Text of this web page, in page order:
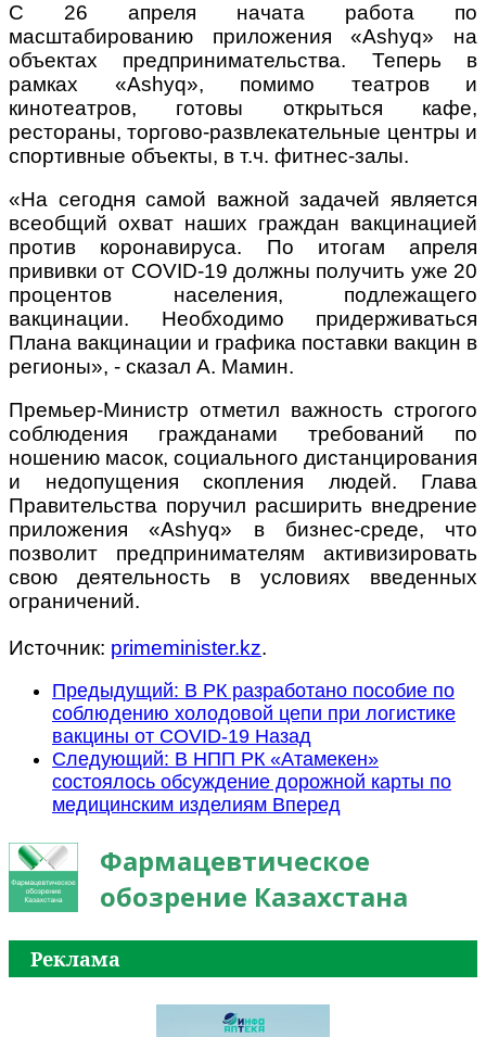
С 26 апреля начата работа по
масштабированию приложения «Ashyq» на
объектах предпринимательства. Теперь в
рамках «Ashyq», помимо театров и
кинотеатров, готовы открыться кафе,
рестораны, торгово-развлекательные центры и
спортивные объекты, в т.ч. фитнес-залы.
«На сегодня самой важной задачей является
всеобщий охват наших граждан вакцинацией
против коронавируса. По итогам апреля
прививки от COVID-19 должны получить уже 20
процентов населения, подлежащего
вакцинации. Необходимо придерживаться
Плана вакцинации и графика поставки вакцин в
регионы», - сказал А. Мамин.
Премьер-Министр отметил важность строгого
соблюдения гражданами требований по
ношению масок, социального дистанцирования
и недопущения скопления людей. Глава
Правительства поручил расширить внедрение
приложения «Ashyq» в бизнес-среде, что
позволит предпринимателям активизировать
свою деятельность в условиях введенных
ограничений.
Источник: primeminister.kz.
Предыдущий: В РК разработано пособие по
соблюдению холодовой цепи при логистике
вакцины от COVID-19 Назад
Следующий: В НПП РК «Атамекен»
состоялось обсуждение дорожной карты по
медицинским изделиям Вперед
Фармацевтическое
обозрение Казахстана
Реклама